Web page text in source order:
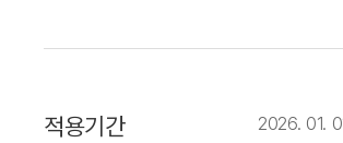
적용기간 2026. 01.